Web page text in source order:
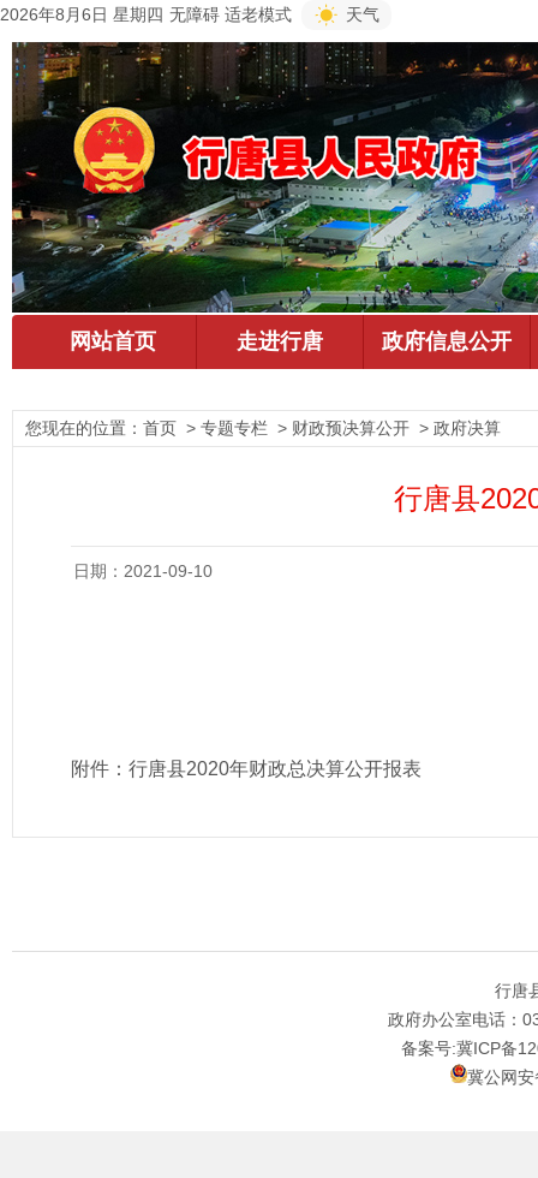
2026年8月6日 星期四 无障碍 适老模式 天气
您现在的位置： 首页 > 专题专栏 > 财政预决算公开 > 政府决算
行唐县
日期：2021-09-10
附件： 行唐县2020年财政总决算公开报表